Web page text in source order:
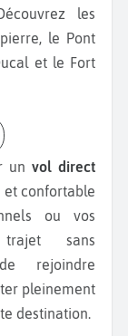
le Pont
et le Fort
un vol direct
et confortable
ou vos
sans
rejoindre
pleinement
destination.